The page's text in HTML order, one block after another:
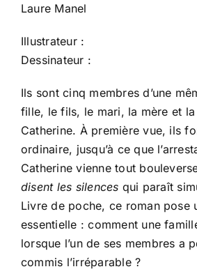
Laure Manel
Illustrateur :
Dessinateur :
Ils sont cinq membres d’une
fille, le fils, le mari, la mère et
Catherine. À première vue, ils
ordinaire, jusqu’à ce que
Catherine vienne tout
disent les silences qui paraît
Livre de poche, ce roman pose
essentielle : comment une
lorsque l’un de ses membres a
commis l’irréparable ?